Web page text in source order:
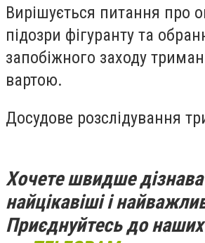
Вирішується питання про
підозри фігуранту та
запобіжного заходу
вартою.
Досудове розслідування
Хочете швидше
найцікавіші і
Приєднуйтесь до наших